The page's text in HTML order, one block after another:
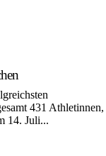
431 Athletinnen,
14. Juli...